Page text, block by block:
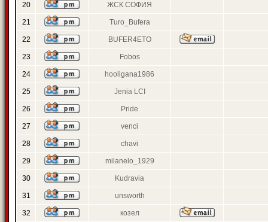
20 ЖСК СОФИЯ
21 Turo_Bufera
22 BUFER4ETO
23 Fobos
24 hooligana1986
25 Jenia LCI
26 Pride
27 venci
28 chavi
29 milanelo_1929
30 Kudravia
31 unsworth
32 козел